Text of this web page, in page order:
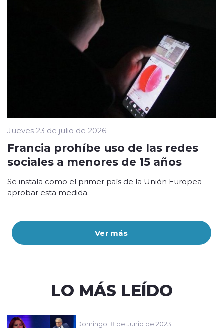
Ver más
Jueves 23 de julio de 2026
Francia prohíbe uso de las redes
sociales a menores de 15 años
Se instala como el primer país de la Unión Europea
aprobar esta medida.
LO MÁS LEÍDO
Domingo 18 de Junio de 2023